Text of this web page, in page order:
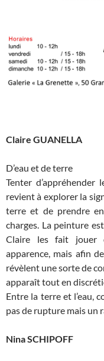
Claire GUANELLA
D’eau et de terre
Tenter d’appréhender
revient à explorer la
terre et de prendre
charges. La peinture
Claire les fait jouer
apparence, mais afin
révèlent une sorte de
apparaît tout en
Entre la terre et l’eau,
pas de rupture mais un
Nina SCHIPOFF